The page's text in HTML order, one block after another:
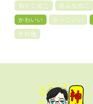
おとこのこ おんなのこ
かわいい
かっこいい
その他